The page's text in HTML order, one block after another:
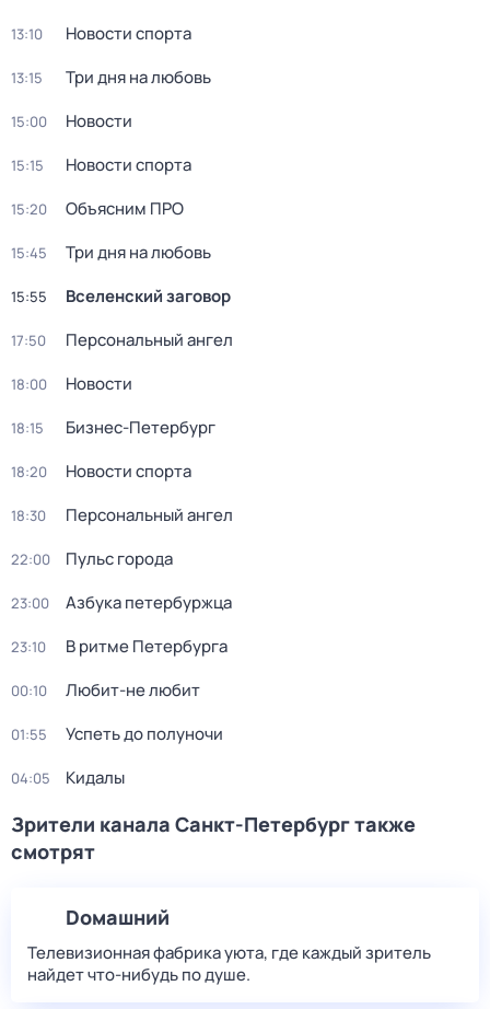
13:10 Новости спорта
13:15 Три дня на любовь
15:00 Новости
15:15 Новости спорта
15:20 Объясним ПРО
15:45 Три дня на любовь
15:55 Вселенский заговор
17:50 Персональный ангел
18:00 Новости
18:15 Бизнес-Петербург
18:20 Новости спорта
18:30 Персональный ангел
22:00 Пульс города
23:00 Азбука петербуржца
23:10 В ритме Петербурга
00:10 Любит-не любит
01:55 Успеть до полуночи
04:05 Кидалы
Зрители канала Санкт-Петербург также
смотрят
Dомашний
Телевизионная фабрика уюта, где каждый зритель
найдет что‑нибудь по душе.